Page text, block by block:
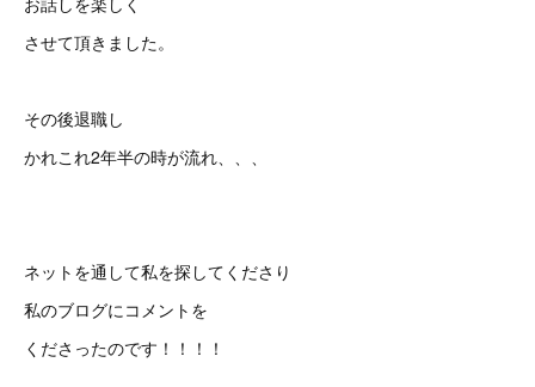
させて頂きました。
その後退職し
かれこれ2年半の時が流れ、、、
ネットを通して私を探してくださり
私のブログにコメントを
くださったのです！！！！